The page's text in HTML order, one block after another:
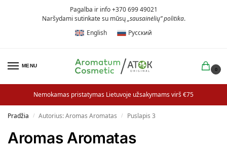
Pagalba ir info +370 699 49021
Naršydami sutinkate su mūsų„sausainėlių” politika.
English
Русский
MENU
0
Nemokamas pristatymas Lietuvoje užsakymams virš €75
Pradžia / Autorius: Aromas Aromatas / Puslapis 3
Aromas Aromatas